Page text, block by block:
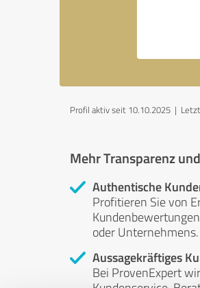
Profil aktiv seit 10.10.2025 |
Mehr Transparenz
Authentische
Profitieren Sie von
oder Unternehmens.
Aussagekräftiges
Bei ProvenExpert